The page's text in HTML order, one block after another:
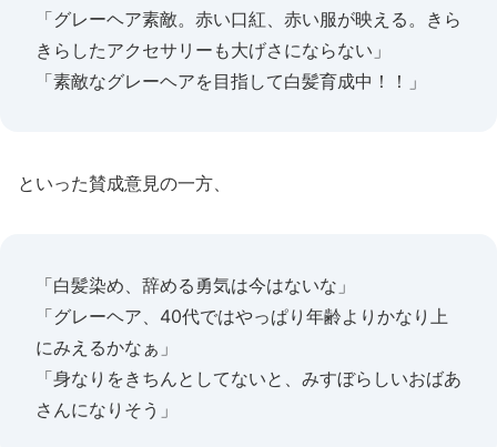
「グレーヘア素敵。赤い口紅、赤い服が映える。きら
きらしたアクセサリーも大げさにならない」
「素敵なグレーヘアを目指して白髪育成中！！」
といった賛成意見の一方、
「白髪染め、辞める勇気は今はないな」
「グレーヘア、40代ではやっぱり年齢よりかなり上
にみえるかなぁ」
「身なりをきちんとしてないと、みすぼらしいおばあ
さんになりそう」